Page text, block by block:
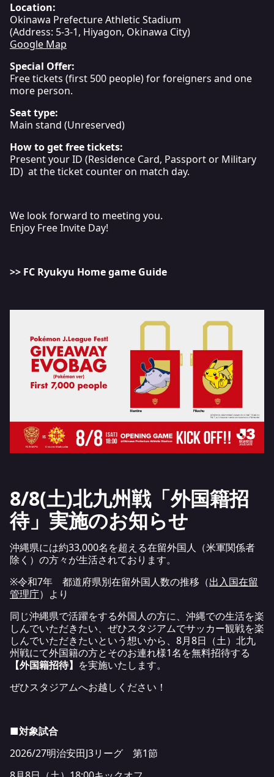
Location:
Okinawa Prefecture Athletic Stadium
(Address: 5-3-1, Hiyagon, Okinawa City)
Google Map
Special Offer:
Free tickets (first 500 people) for foreigners and one
more person.
Seat type:
Main stand (Unreserved)
How to get free tickets:
Present your ID (Residence Card, Passport or Military
ID) at the ticket counter on match day.
We look forward to meeting you.
Enjoy Free Invite Day!
>> FC Ryukyu Home game Guide
8/8(土)北九州戦「外国籍招
待」実施のお知らせ
沖縄県には約33,000名を超える在留外国人（米軍関係者
除く）の方々が生活されております。
※令和7年 都道府県別在留外国人数の推移（出入国在留
管理庁）より
同じ沖縄県で活躍をする外国人の方に、沖縄での生活を楽
しんでいただきたい、ぜひスタジアムでサッカー観戦を楽
しんでいただきたいという想いから、8月8日（土）北九
州戦にて外国籍の方とそのお連れ様1名を無料招待する
【外国籍招待】 を実施いたします。
ぜひスタジアムへお越しください！
■対象試合
2026/27明治安田J3リーグ 第1節